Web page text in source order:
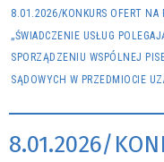
8.01.2026/KONKURS OFERT NA
„ŚWIADCZENIE USŁUG
SPORZĄDZENIU WSPÓLNEJ
SĄDOWYCH W PRZEDMIOCIE
8.01.2026/